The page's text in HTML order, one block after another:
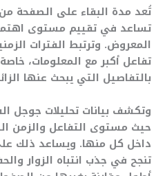
تُعد مدة البقاء على الصفحة
تساعد في تقييم مستوى
المعروض. وترتبط الفترات
تفاعل أكبر مع المعلومات،
بالتفاصيل التي يبحث عنها
وتكشف بيانات تحليلات جوجل
حيث مستوى التفاعل والزمن
داخل كل منها. ويساعد ذلك
تنجح في جذب انتباه الزوار